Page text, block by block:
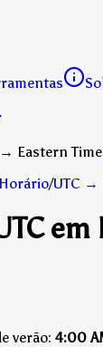
Eastern Time
/UTC →
em
verão: 4:00